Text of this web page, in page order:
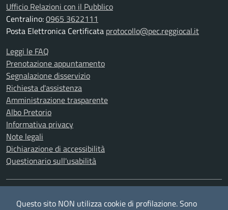
Ufficio Relazioni con il Pubblico
Centralino:0965 3622111
Posta Elettronica Certificata protocollo@pec.reggiocal.it
Leggi le FAQ
Prenotazione appuntamento
Segnalazione disservizio
Richiesta d'assistenza
Amministrazione trasparente
Albo Pretorio
Informativa privacy
Note legali
Dichiarazione di accessibilità
Questionario sull'usabilità
Questo sito NON utilizza cookie di profilazione. Sono